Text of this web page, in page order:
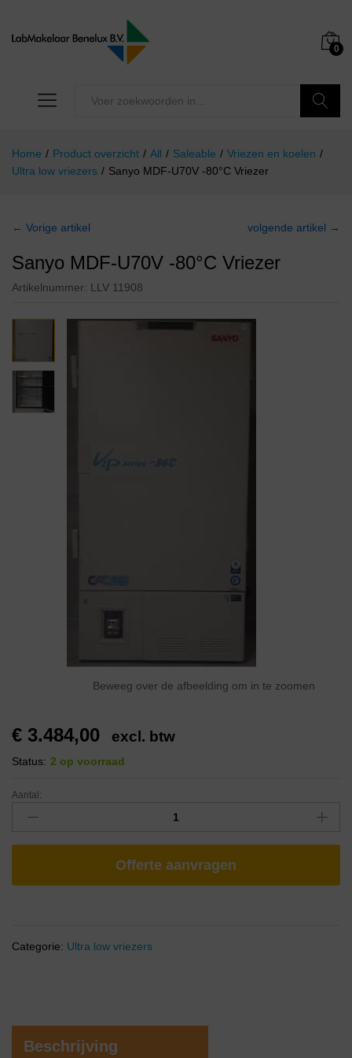
0
Home / Product overzicht / All / Saleable / Vriezen en koelen /
Ultra low vriezers / Sanyo MDF-U70V -80°C Vriezer
← Vorige artikel volgende artikel →
Sanyo MDF-U70V -80°C Vriezer
Artikelnummer: LLV 11908
Beweeg over de afbeelding om in te zoomen
€ 3.484,00 excl. btw
Status: 2 op voorraad
Aantal:
Offerte aanvragen
Categorie: Ultra low vriezers
Beschrijving